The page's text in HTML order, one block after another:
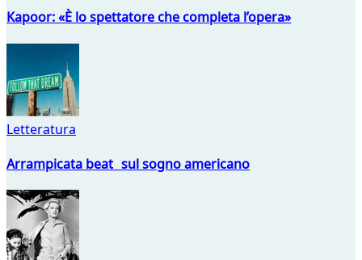
Kapoor: «È lo spettatore che completa l’opera»
Letteratura
Arrampicata beat sul sogno americano